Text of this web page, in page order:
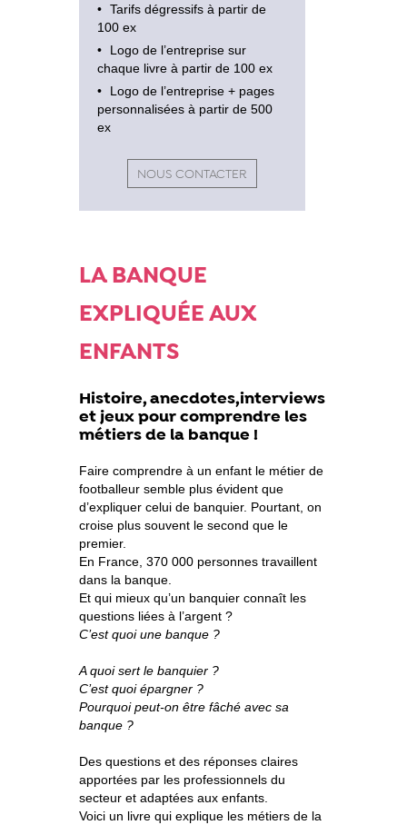
Tarifs dégressifs à partir de
100 ex
Logo de l’entreprise sur
chaque livre à partir de 100 ex
Logo de l’entreprise + pages
personnalisées à partir de 500
ex
NOUS CONTACTER
LA BANQUE
EXPLIQUÉE AUX
ENFANTS
Histoire, anecdotes,interviews
et jeux pour comprendre les
métiers de la banque !
Faire comprendre à un enfant le métier de
footballeur semble plus évident que
d’expliquer celui de banquier. Pourtant, on
croise plus souvent le second que le
premier.
En France, 370 000 personnes travaillent
dans la banque.
Et qui mieux qu’un banquier connaît les
questions liées à l’argent ?
C’est quoi une banque ?
A quoi sert le banquier ?
C’est quoi épargner ?
Pourquoi peut-on être fâché avec sa
banque ?
Des questions et des réponses claires
apportées par les professionnels du
secteur et adaptées aux enfants.
Voici un livre qui explique les métiers de la